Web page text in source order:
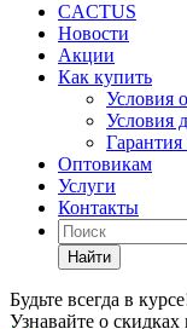
CACTUS
Новости
Акции
Как купить
Условия
Условия
Гарантия
Оптовикам
Услуги
Контакты
Найти
Будьте всегда в
Узнавайте о